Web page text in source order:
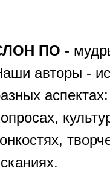
ПО -
авторы -